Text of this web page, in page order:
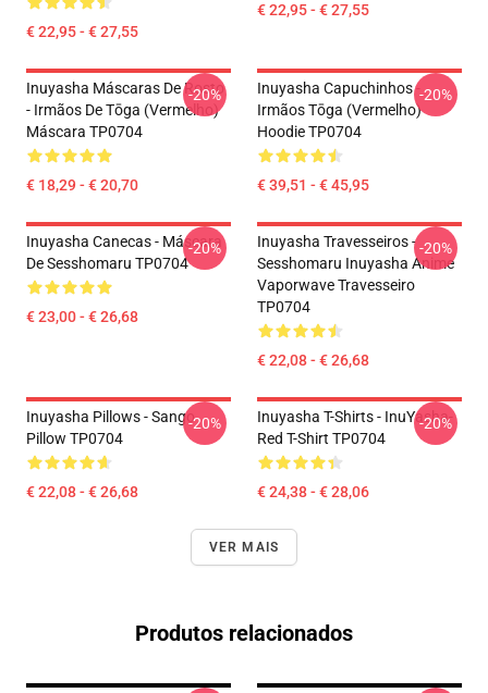
€ 22,95 - € 27,55
€ 22,95 - € 27,55
Inuyasha Máscaras De Rosto
- Irmãos De Tōga (vermelho)
Máscara TP0704
€ 18,29 - € 20,70
-20%
Inuyasha Capuchinhos -
Irmãos Tōga (vermelho)
Hoodie TP0704
€ 39,51 - € 45,95
-20%
Inuyasha Canecas - Máscara
De Sesshomaru TP0704
€ 23,00 - € 26,68
-20%
Inuyasha Travesseiros -
Sesshomaru Inuyasha Anime
Vaporwave Travesseiro
TP0704
€ 22,08 - € 26,68
-20%
Inuyasha Pillows - Sango
Pillow TP0704
€ 22,08 - € 26,68
-20%
Inuyasha T-Shirts - InuYasha-
Red T-Shirt TP0704
€ 24,38 - € 28,06
-20%
VER MAIS
Produtos relacionados